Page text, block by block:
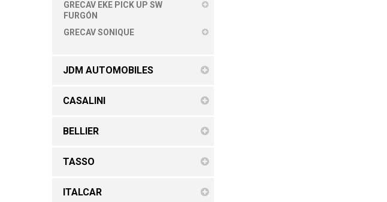
GRECAV EKE PICK UP SW
FURGÓN
GRECAV SONIQUE
JDM AUTOMOBILES
CASALINI
BELLIER
TASSO
ITALCAR